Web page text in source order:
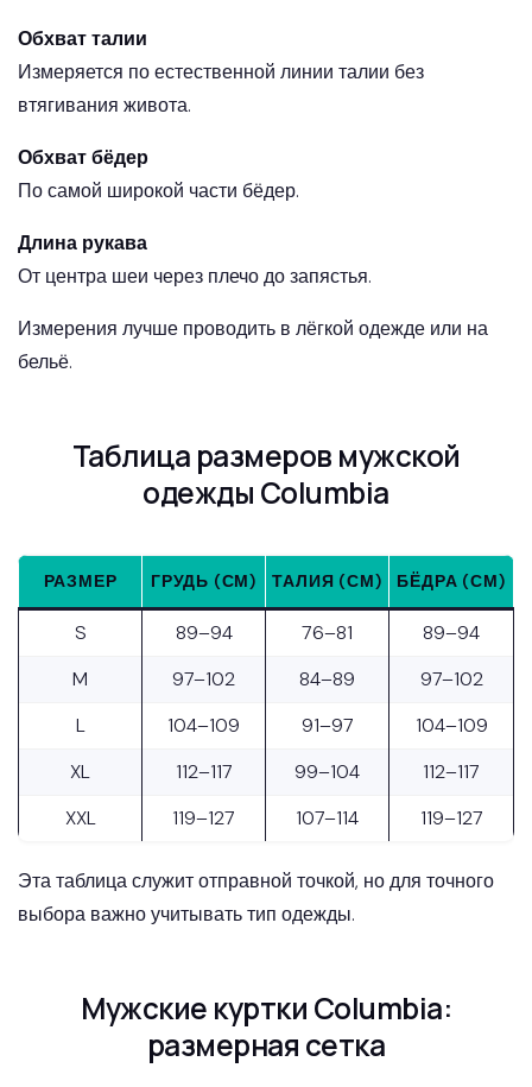
Обхват талии
Измеряется по естественной линии талии без
втягивания живота.
Обхват бёдер
По самой широкой части бёдер.
Длина рукава
От центра шеи через плечо до запястья.
Измерения лучше проводить в лёгкой одежде или на
бельё.
Таблица размеров мужской
одежды Columbia
РАЗМЕР ГРУДЬ (СМ) ТАЛИЯ (СМ) БЁДРА (СМ)
S 89–94 76–81
89–94
M
97–102 84–89
97–102
L
104–109 91–97
104–109
XL
112–117 99–104
112–117
XXL
119–127 107–114 119–127
Эта таблица служит отправной точкой, но для точного
выбора важно учитывать тип одежды.
Мужские куртки Columbia:
размерная сетка